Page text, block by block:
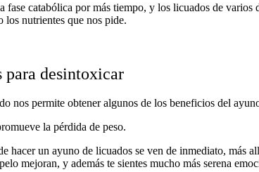
fase catabólica por más tiempo, y los licuados de
los nutrientes que nos pide.
para desintoxicar
nos permite obtener algunos de los beneficios del
la pérdida de peso.
hacer un ayuno de licuados se ven de inmediato, más
mejoran, y además te sientes mucho más serena